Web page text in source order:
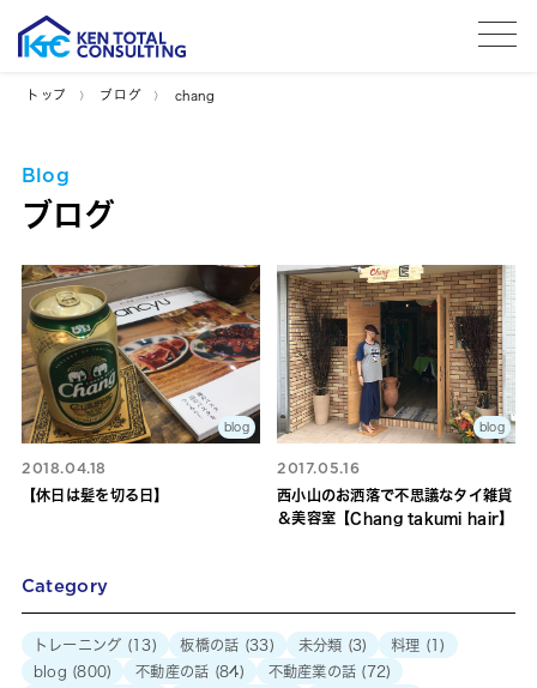
トップ ブログ chang
Blog
ブログ
blog
2018.04.18
【休日は髪を切る日】
blog
2017.05.16
西小山のお洒落で不思議なタイ雑貨
＆美容室【Chang takumi hair】
Category
トレーニング (13) 板橋の話 (33) 未分類 (3) 料理 (1)
blog (800) 不動産の話 (84) 不動産業の話 (72)